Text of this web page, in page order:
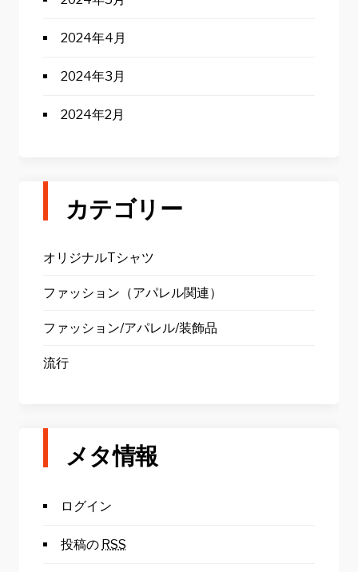
2024年4月
2024年3月
2024年2月
カテゴリー
オリジナルTシャツ
ファッション（アパレル関連）
ファッション/アパレル/装飾品
流行
メタ情報
ログイン
投稿の RSS